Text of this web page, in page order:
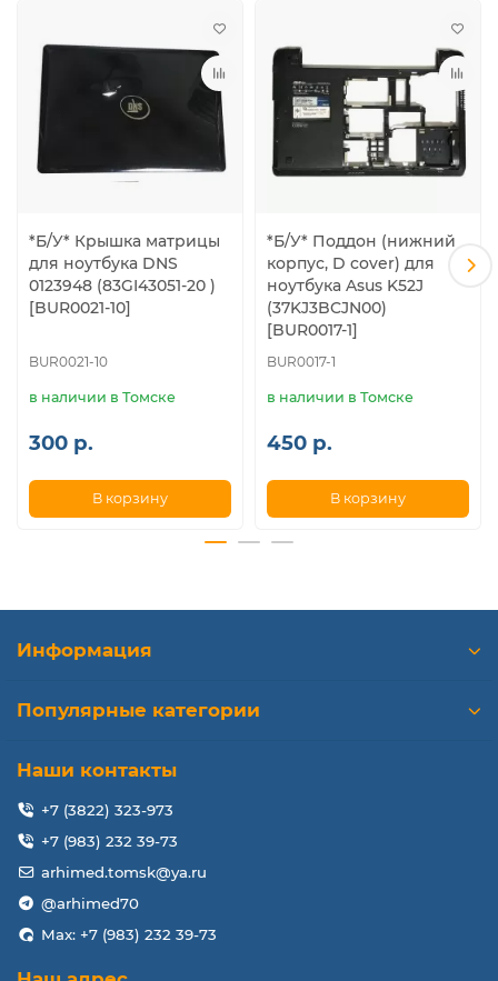
*Б/У* Крышка матрицы
для ноутбука DNS
0123948 (83GI43051-20 )
[BUR0021-10]
BUR0021-10
в наличии в Томске
300 р.
В корзину
*Б/У* Поддон (нижний
корпус, D cover) для
ноутбука Asus K52J
(37KJ3BCJN00)
[BUR0017-1]
BUR0017-1
в наличии в Томске
450 р.
В корзину
Информация
Популярные категории
Наши контакты
+7 (3822) 323-973
+7 (983) 232 39-73
arhimed.tomsk@ya.ru
@arhimed70
Max: +7 (983) 232 39-73